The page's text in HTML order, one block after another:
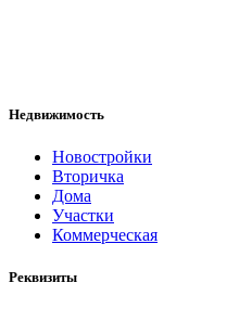
Недвижимость
Новостройки
Вторичка
Дома
Участки
Коммерческая
Реквизиты